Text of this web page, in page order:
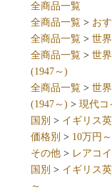
全商品一覧
全商品一覧> お
全商品一覧> 世
全商品一覧> 世
(1947～)
全商品一覧> 世
(1947～) > 現代コ
国別 > イギリス
価格別 > 10万円
その他> レアコ
国別 > イギリス
～